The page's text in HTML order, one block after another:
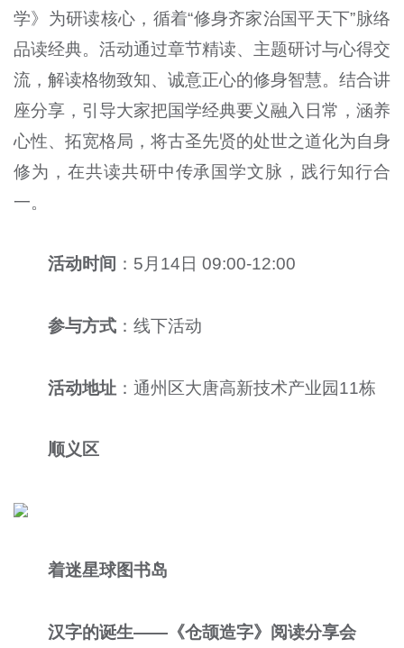
学》为研读核心，循着“修身齐家治国平天下”脉络
品读经典。活动通过章节精读、主题研讨与心得交
流，解读格物致知、诚意正心的修身智慧。结合讲
座分享，引导大家把国学经典要义融入日常，涵养
心性、拓宽格局，将古圣先贤的处世之道化为自身
修为，在共读共研中传承国学文脉，践行知行合
一。
活动时间 ：5月14日 09:00-12:00
参与方式 ：线下活动
活动地址 ：通州区大唐高新技术产业园11栋
顺义区
着迷星球图书岛
汉字的诞生——《仓颉造字》阅读分享会